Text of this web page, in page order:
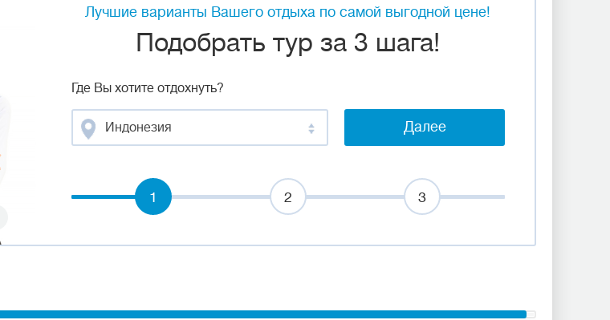
Лучшие варианты Вашего отдыха по самой выгодной цене!
Подобрать тур за 3 шага!
Где Вы хотите отдохнуть?
Индонезия Далее
1 2 3